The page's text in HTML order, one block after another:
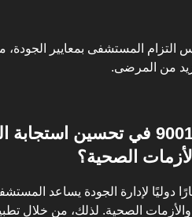
التزام المستشفى بمعايير الجودة،
من المرضى.
كيف تساهم الأيزو 9001 في تحسين
الصحية؟
9001 تُعد معيارًا دوليًا لإدارة الجودة يساعد
والأزمات الصحية. لذلك، من خلال